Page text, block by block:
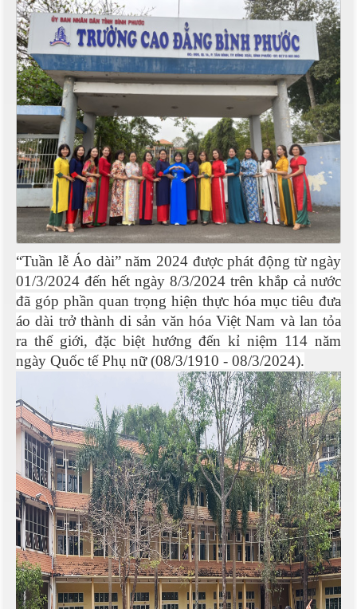
“Tuần lễ Áo dài” năm 2024 được phát động từ ngày
01/3/2024 đến hết ngày 8/3/2024 trên khắp cả nước
đã góp phần quan trọng hiện thực hóa mục tiêu đưa
áo dài trở thành di sản văn hóa Việt Nam và lan tỏa
ra thế giới, đặc biệt hướng đến kỉ niệm 114 năm
ngày Quốc tế Phụ nữ (08/3/1910 - 08/3/2024).